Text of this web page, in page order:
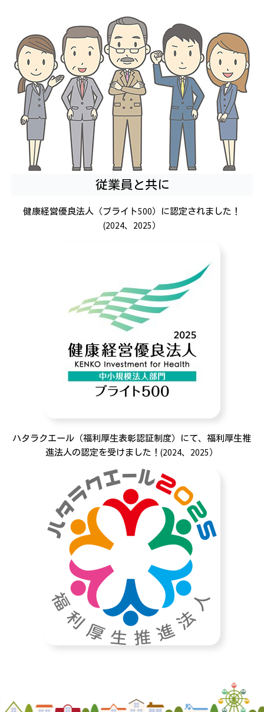
従業員と共に
健康経営優良法人（ブライト500）に認定されました！
(2024、2025）
ハタラクエール（福利厚生表彰認証制度）にて、福利厚生推
進法人の認定を受けました！(2024、2025）